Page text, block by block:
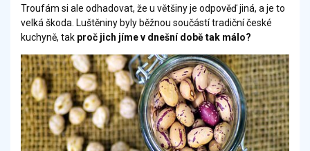
Troufám si ale odhadovat, že u většiny je odpověď jiná, a je to
velká škoda. Luštěniny byly běžnou součástí tradiční české
kuchyně, tak proč jich jíme v dnešní době tak málo?